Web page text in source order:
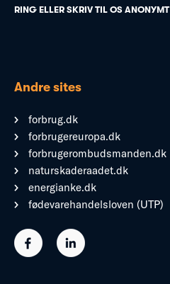
RING ELLER SKRIV TIL OS ANONYMT
Andre sites
forbrug.dk
forbrugereuropa.dk
forbrugerombudsmanden.dk
naturskaderaadet.dk
energianke.dk
fødevarehandelsloven (UTP)